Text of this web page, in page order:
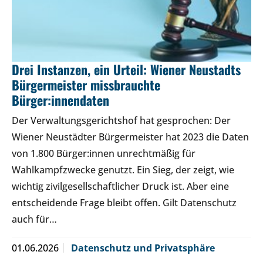
Drei Instanzen, ein Urteil: Wiener Neustadts
Bürgermeister missbrauchte
Bürger:innendaten
Der Verwaltungsgerichtshof hat gesprochen: Der
Wiener Neustädter Bürgermeister hat 2023 die Daten
von 1.800 Bürger:innen unrechtmäßig für
Wahlkampfzwecke genutzt. Ein Sieg, der zeigt, wie
wichtig zivilgesellschaftlicher Druck ist. Aber eine
entscheidende Frage bleibt offen. Gilt Datenschutz
auch für…
01.06.2026 Datenschutz und Privatsphäre